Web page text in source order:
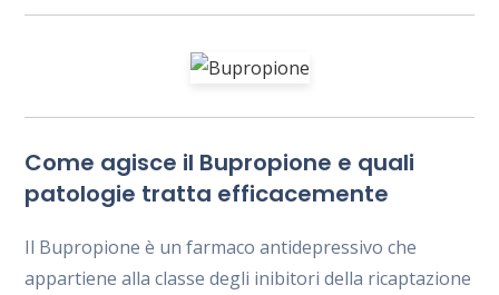
Come agisce il Bupropione e quali
patologie tratta efficacemente
Il Bupropione è un farmaco antidepressivo che
appartiene alla classe degli inibitori della ricaptazione